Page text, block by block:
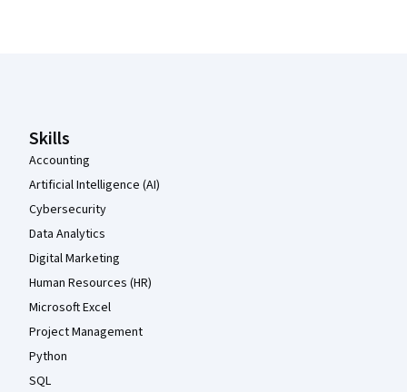
Skills
Accounting
Artificial Intelligence (AI)
Cybersecurity
Data Analytics
Digital Marketing
Human Resources (HR)
Microsoft Excel
Project Management
Python
SQL